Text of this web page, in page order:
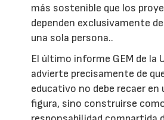
más sostenible que los
dependen exclusivamente
una sola persona..
El último informe GEM de la
advierte precisamente de
educativo no debe recaer en
figura, sino construirse